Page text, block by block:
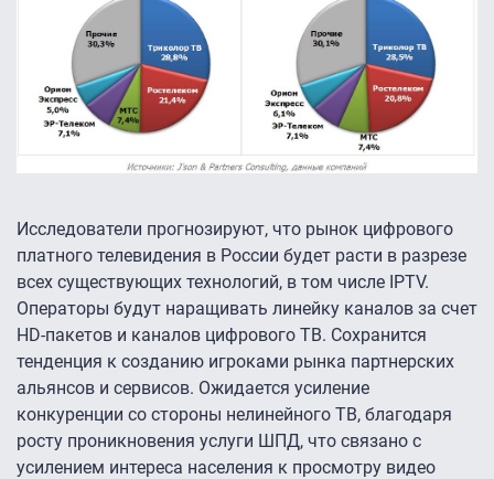
Исследователи прогнозируют, что рынок цифрового
платного телевидения в России будет расти в разрезе
всех существующих технологий, в том числе IPTV.
Операторы будут наращивать линейку каналов за счет
HD-пакетов и каналов цифрового ТВ. Сохранится
тенденция к созданию игроками рынка партнерских
альянсов и сервисов. Ожидается усиление
конкуренции со стороны нелинейного ТВ, благодаря
росту проникновения услуги ШПД, что связано с
усилением интереса населения к просмотру видео